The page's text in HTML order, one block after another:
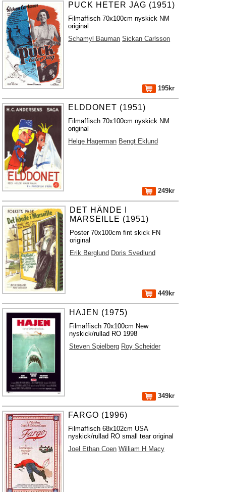
PUCK HETER JAG (1951)
Filmaffisch 70x100cm nyskick NM
original
Schamyl Bauman Sickan Carlsson
195kr
ELDDONET (1951)
Filmaffisch 70x100cm nyskick NM
original
Helge Hagerman Bengt Eklund
249kr
DET HÄNDE I
MARSEILLE (1951)
Poster 70x100cm fint skick FN
original
Erik Berglund Doris Svedlund
449kr
HAJEN (1975)
Filmaffisch 70x100cm New
nyskick/rullad RO 1998
Steven Spielberg Roy Scheider
349kr
FARGO (1996)
Filmaffisch 68x102cm USA
nyskick/rullad RO small tear original
Joel Ethan Coen William H Macy